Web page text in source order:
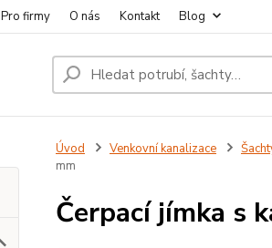
Pro firmy O nás Kontakt Blog
Úvod Venkovní kanalizace
mm
Čerpací jímka s